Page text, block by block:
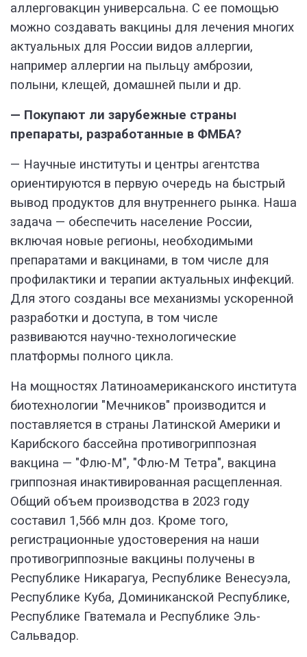
аллерговакцин универсальна. С ее помощью
можно создавать вакцины для лечения многих
актуальных для России видов аллергии,
например аллергии на пыльцу амброзии,
полыни, клещей, домашней пыли и др.
— Покупают ли зарубежные страны
препараты, разработанные в ФМБА?
— Научные институты и центры агентства
ориентируются в первую очередь на быстрый
вывод продуктов для внутреннего рынка. Наша
задача — обеспечить население России,
включая новые регионы, необходимыми
препаратами и вакцинами, в том числе для
профилактики и терапии актуальных инфекций.
Для этого созданы все механизмы ускоренной
разработки и доступа, в том числе
развиваются научно-технологические
платформы полного цикла.
На мощностях Латиноамериканского института
биотехнологии "Мечников" производится и
поставляется в страны Латинской Америки и
Карибского бассейна противогриппозная
вакцина — "Флю-М", "Флю-М Тетра", вакцина
гриппозная инактивированная расщепленная.
Общий объем производства в 2023 году
составил 1,566 млн доз. Кроме того,
регистрационные удостоверения на наши
противогриппозные вакцины получены в
Республике Никарагуа, Республике Венесуэла,
Республике Куба, Доминиканской Республике,
Республике Гватемала и Республике Эль-
Сальвадор.